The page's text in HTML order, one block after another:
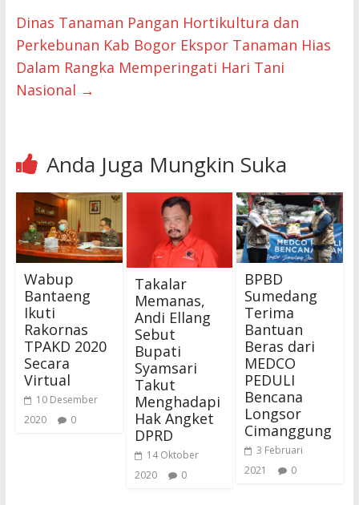
Dinas Tanaman Pangan Hortikultura dan
Perkebunan Kab Bogor Ekspor Tanaman Hias
Dalam Rangka Memperingati Hari Tani
Nasional →
Anda Juga Mungkin Suka
Wabup
Bantaeng
Ikuti
Rakornas
TPAKD 2020
Secara
Virtual
10 Desember
2020
0
Takalar
Memanas,
Andi Ellang
Sebut
Bupati
Syamsari
Takut
Menghadapi
Hak Angket
DPRD
14 Oktober
2020
0
BPBD
Sumedang
Terima
Bantuan
Beras dari
MEDCO
PEDULI
Bencana
Longsor
Cimanggung
3 Februari
2021
0